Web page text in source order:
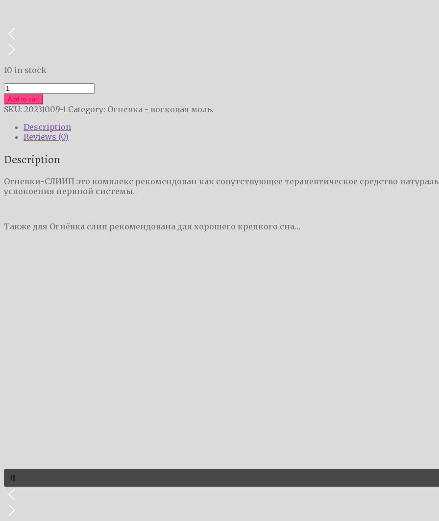
10 in stock
Огневки-
СЛИИП
quantity
Add to cart
SKU: 20231009-1 Category: Огневка - восковая моль.
Description
Reviews (0)
Description
Огневки-СЛИИП это комплекс рекомендован как сопутствующее терапевтическое средство
успокоения нервной системы.
Также для Огнёвка слип рекомендована для хорошего крепкого сна…